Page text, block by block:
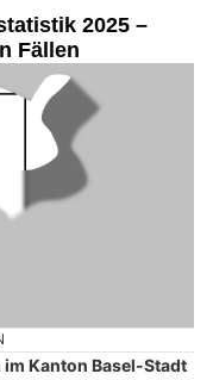
2025 –
Fällen
Kanton Basel-Stadt